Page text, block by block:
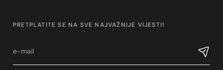
PRETPLATITE SE NA SVE NAJVAŽNIJE VIJESTI!